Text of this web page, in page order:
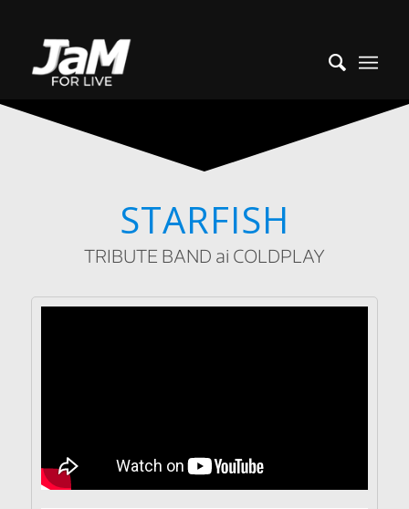
STARFISH
TRIBUTE BAND ai COLDPLAY